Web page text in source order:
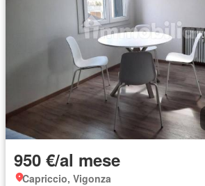
950 €/al mese
Capriccio, Vigonza